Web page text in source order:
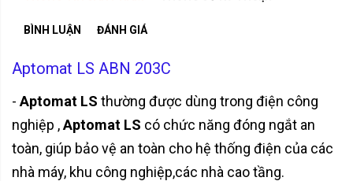
BÌNH LUẬN ĐÁNH GIÁ
Aptomat LS ABN 203C
- Aptomat LS thường được dùng trong điện công
nghiệp ,Aptomat LS có chức năng đóng ngắt an
toàn, giúp bảo vệ an toàn cho hệ thống điện của các
nhà máy, khu công nghiệp,các nhà cao tầng.